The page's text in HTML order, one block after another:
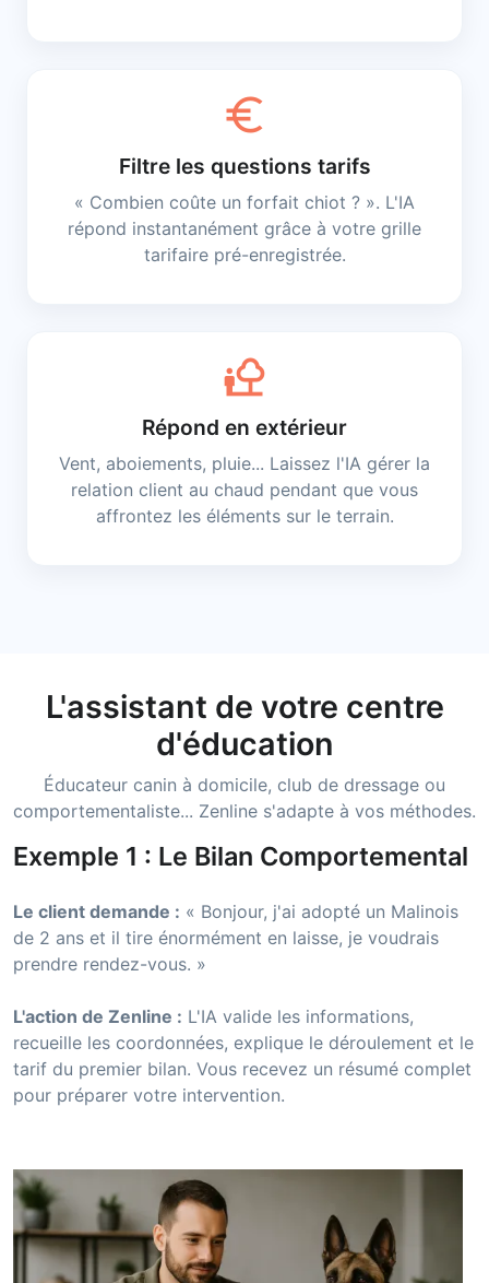
euro
Filtre les questions tarifs
« Combien coûte un forfait chiot ? ». L'IA
répond instantanément grâce à votre grille
tarifaire pré-enregistrée.
nature_people
Répond en extérieur
Vent, aboiements, pluie... Laissez l'IA gérer la
relation client au chaud pendant que vous
affrontez les éléments sur le terrain.
L'assistant de votre centre
d'éducation
Éducateur canin à domicile, club de dressage ou
comportementaliste... Zenline s'adapte à vos méthodes.
Exemple 1 : Le Bilan Comportemental
Le client demande : « Bonjour, j'ai adopté un Malinois
de 2 ans et il tire énormément en laisse, je voudrais
prendre rendez-vous. »
L'action de Zenline : L'IA valide les informations,
recueille les coordonnées, explique le déroulement et le
tarif du premier bilan. Vous recevez un résumé complet
pour préparer votre intervention.